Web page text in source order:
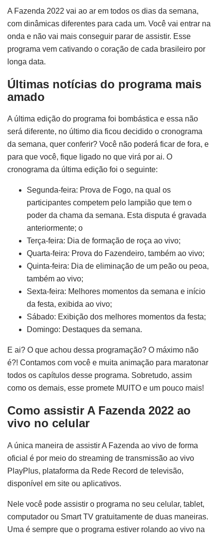
A Fazenda 2022 vai ao ar em todos os dias da semana,
com dinâmicas diferentes para cada um. Você vai entrar na
onda e não vai mais conseguir parar de assistir. Esse
programa vem cativando o coração de cada brasileiro por
longa data.
Últimas notícias do programa mais
amado
A última edição do programa foi bombástica e essa não
será diferente, no último dia ficou decidido o cronograma
da semana, quer conferir? Você não poderá ficar de fora, e
para que você, fique ligado no que virá por ai. O
cronograma da última edição foi o seguinte:
Segunda-feira: Prova de Fogo, na qual os
participantes competem pelo lampião que tem o
poder da chama da semana. Esta disputa é gravada
anteriormente; o
Terça-feira: Dia de formação de roça ao vivo;
Quarta-feira: Prova do Fazendeiro, também ao vivo;
Quinta-feira: Dia de eliminação de um peão ou peoa,
também ao vivo;
Sexta-feira: Melhores momentos da semana e início
da festa, exibida ao vivo;
Sábado: Exibição dos melhores momentos da festa;
Domingo: Destaques da semana.
E ai? O que achou dessa programação? O máximo não
é?! Contamos com você e muita animação para maratonar
todos os capítulos desse programa. Sobretudo, assim
como os demais, esse promete MUITO e um pouco mais!
Como assistir A Fazenda 2022 ao
vivo no celular
A única maneira de assistir A Fazenda ao vivo de forma
oficial é por meio do streaming de transmissão ao vivo
PlayPlus, plataforma da Rede Record de televisão,
disponível em site ou aplicativos.
Nele você pode assistir o programa no seu celular, tablet,
computador ou Smart TV gratuitamente de duas maneiras.
Uma é sempre que o programa estiver rolando ao vivo na